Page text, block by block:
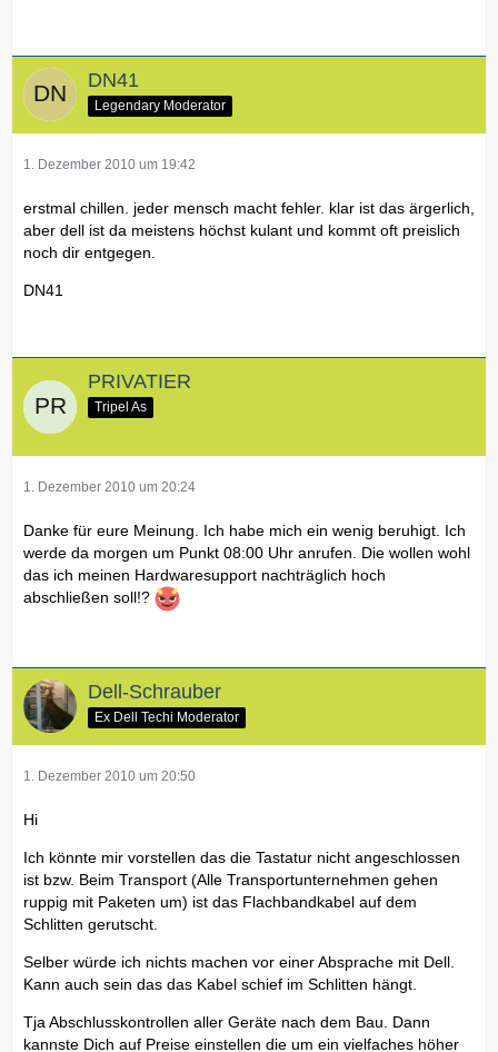
DN41
Legendary Moderator
1. Dezember 2010 um 19:42
erstmal chillen. jeder mensch macht fehler. klar ist das ärgerlich,
aber dell ist da meistens höchst kulant und kommt oft preislich
noch dir entgegen.
DN41
PRIVATIER
Tripel As
1. Dezember 2010 um 20:24
Danke für eure Meinung. Ich habe mich ein wenig beruhigt. Ich
werde da morgen um Punkt 08:00 Uhr anrufen. Die wollen wohl
das ich meinen Hardwaresupport nachträglich hoch
abschließen soll!?
Dell-Schrauber
Ex Dell Techi Moderator
1. Dezember 2010 um 20:50
Hi
Ich könnte mir vorstellen das die Tastatur nicht angeschlossen
ist bzw. Beim Transport (Alle Transportunternehmen gehen
ruppig mit Paketen um) ist das Flachbandkabel auf dem
Schlitten gerutscht.
Selber würde ich nichts machen vor einer Absprache mit Dell.
Kann auch sein das das Kabel schief im Schlitten hängt.
Tja Abschlusskontrollen aller Geräte nach dem Bau. Dann
kannste Dich auf Preise einstellen die um ein vielfaches höher